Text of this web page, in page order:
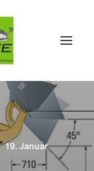
19. Januar